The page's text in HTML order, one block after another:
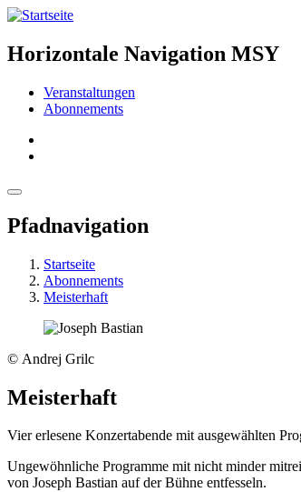
Horizontale Navigation MSY
Veranstaltungen
Abonnements
Pfadnavigation
Startseite
Abonnements
Meisterhaft
© Andrej Grilc
Meisterhaft
Vier erlesene Konzertabende mit ausgewählten
Ungewöhnliche Programme mit nicht minder
von Joseph Bastian auf der Bühne entfesseln.